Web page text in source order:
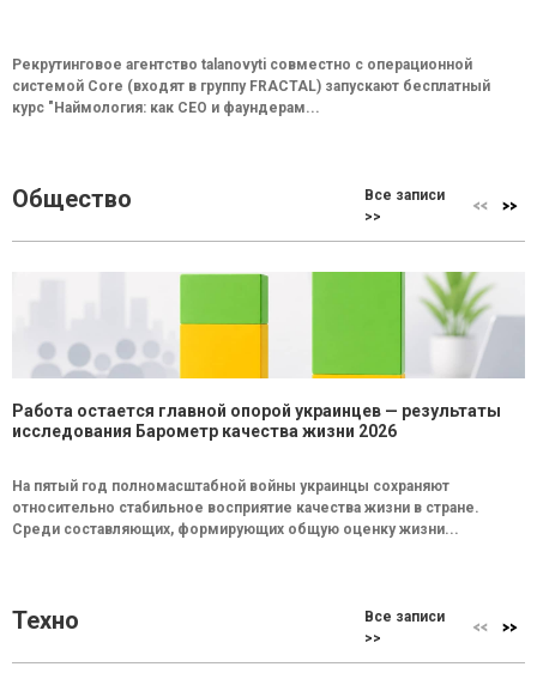
Рекрутинговое агентство talanovyti совместно с операционной
системой Core (входят в группу FRACTAL) запускают бесплатный
курс "Наймология: как СEO и фаундерам...
Общество
Все записи
>>
Работа остается главной опорой украинцев — результаты
исследования Барометр качества жизни 2026
На пятый год полномасштабной войны украинцы сохраняют
относительно стабильное восприятие качества жизни в стране.
Среди составляющих, формирующих общую оценку жизни...
Техно
Все записи
>>